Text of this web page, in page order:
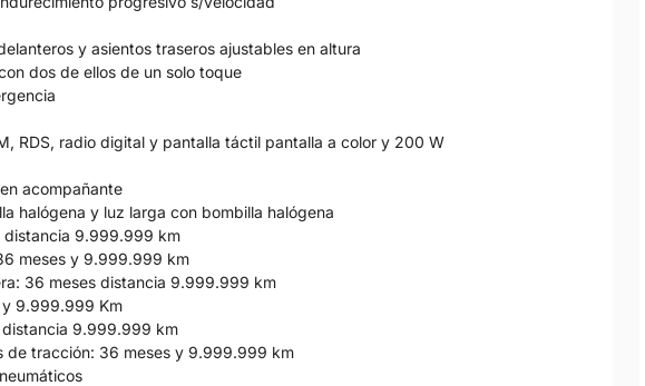
y asientos traseros ajustables en altura
dos de ellos de un solo toque
RDS, radio digital y pantalla táctil pantalla a color y 200 W
acompañante
halógena y luz larga con bombilla halógena
distancia 9.999.999 km
meses y 9.999.999 km
36 meses distancia 9.999.999 km
y 9.999.999 Km
9.999.999 km
de tracción: 36 meses y 9.999.999 km